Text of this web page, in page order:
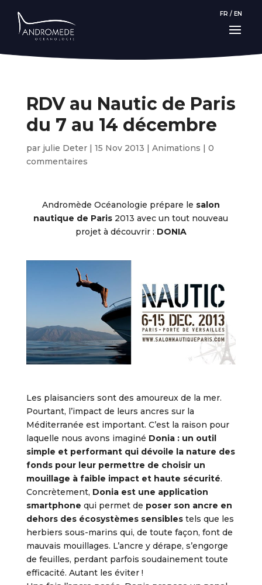
FR / EN
RDV au Nautic de Paris
du 7 au 14 décembre
par julie Deter| 15 Nov 2013 | Animations | 0
commentaires
Andromède Océanologie prépare le salon
nautique de Paris 2013 avec un tout nouveau
projet à découvrir : DONIA
Les plaisanciers sont des amoureux de la mer.
Pourtant, l’impact de leurs ancres sur la
Méditerranée est important. C’est la raison pour
laquelle nous avons imaginé Donia : un outil
simple et performant qui dévoile la nature des
fonds pour leur permettre de choisir un
mouillage à faible impact et haute sécurité.
Concrètement, Donia est une application
smartphone qui permet de poser son ancre en
dehors des écosystèmes sensiblestels que les
herbiers sous-marins qui, de toute façon, font de
mauvais mouillages. L’ancre y dérape, s’engorge
de feuilles, perdant parfois soudainement toute
efficacité. Autant les éviter !